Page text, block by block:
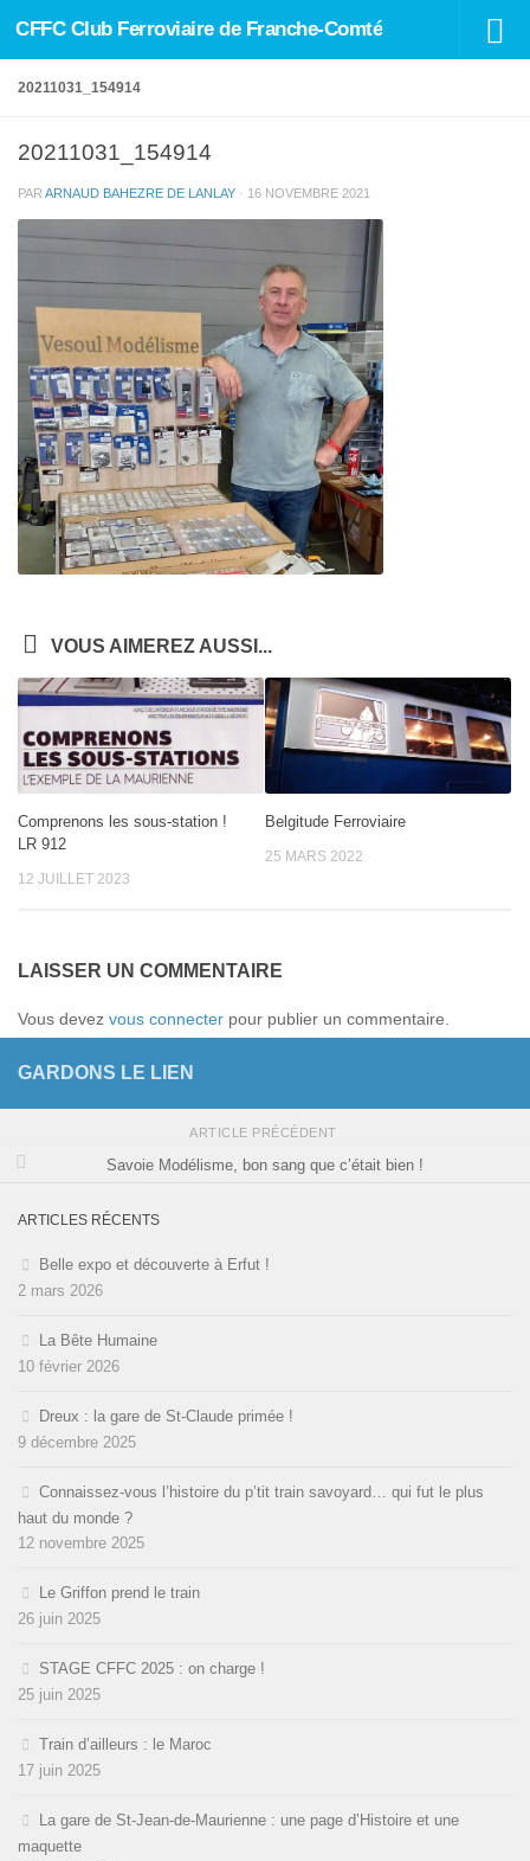
Skip to content
CFFC Club Ferroviaire de Franche-Comté
20211031_154914
20211031_154914
PAR ARNAUD BAHEZRE DE LANLAY · 16 NOVEMBRE 2021
VOUS AIMEREZ AUSSI...
Comprenons les sous-station !
LR 912
12 JUILLET 2023
Belgitude Ferroviaire
25 MARS 2022
LAISSER UN COMMENTAIRE
Vous devez vous connecter pour publier un commentaire.
GARDONS LE LIEN
ARTICLE PRÉCÉDENT
Savoie Modélisme, bon sang que c’était bien !
ARTICLES RÉCENTS
Belle expo et découverte à Erfut !
2 mars 2026
La Bête Humaine
10 février 2026
Dreux : la gare de St-Claude primée !
9 décembre 2025
Connaissez-vous l’histoire du p’tit train savoyard… qui fut le plus
haut du monde ?
12 novembre 2025
Le Griffon prend le train
26 juin 2025
STAGE CFFC 2025 : on charge !
25 juin 2025
Train d’ailleurs : le Maroc
17 juin 2025
La gare de St-Jean-de-Maurienne : une page d’Histoire et une
maquette